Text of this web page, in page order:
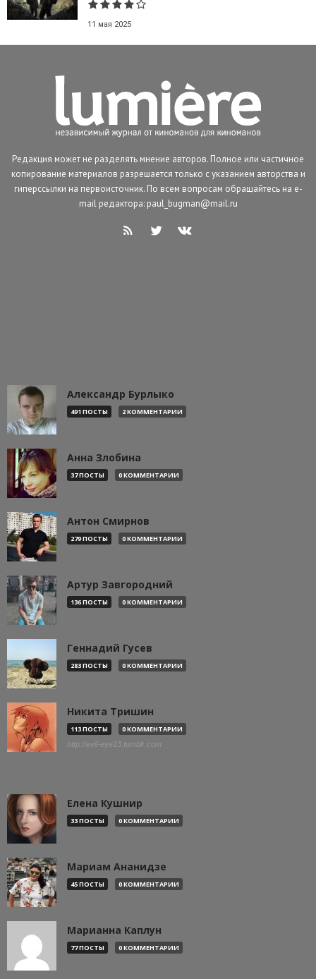
11 мая 2025
Редакция может не разделять мнение авторов. Полное или частичное
копирование материалов разрешается только с указанием авторства и
гиперссылки на первоисточник. По всем вопросам обращайтесь на e-
mail редактора: paul_bugman@mail.ru
Александр Бурлыко
491 ПОСТЫ 2 КОММЕНТАРИИ
Анна Злобина
37 ПОСТЫ 0 КОММЕНТАРИИ
Антон Смирнов
279 ПОСТЫ 0 КОММЕНТАРИИ
Артур Завгородний
136 ПОСТЫ 0 КОММЕНТАРИИ
Геннадий Гусев
283 ПОСТЫ 0 КОММЕНТАРИИ
Никита Тришин
113 ПОСТЫ 0 КОММЕНТАРИИ
http://evil-eye13.tumblr.com
Елена Кушнир
33 ПОСТЫ 0 КОММЕНТАРИИ
Мариам Ананидзе
45 ПОСТЫ 0 КОММЕНТАРИИ
Марианна Каплун
77 ПОСТЫ 0 КОММЕНТАРИИ